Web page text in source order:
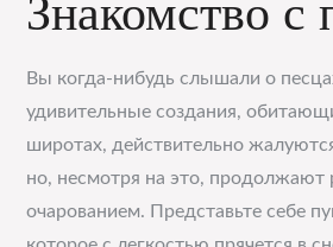
Знакомство с
Вы когда-нибудь слышали о
удивительные создания,
широтах, действительно
но, несмотря на это, продолжают
очарованием. Представьте себе